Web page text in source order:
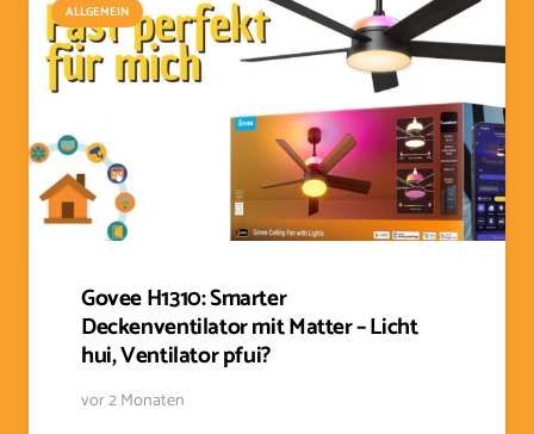
ALLGEMEIN
Govee H1310: Smarter
Deckenventilator mit Matter – Licht
hui, Ventilator pfui?
vor 2 Monaten